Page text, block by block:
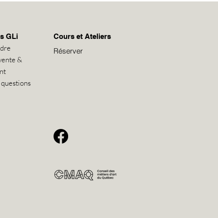
GLi
&
Cours et Ateliers
Réserver